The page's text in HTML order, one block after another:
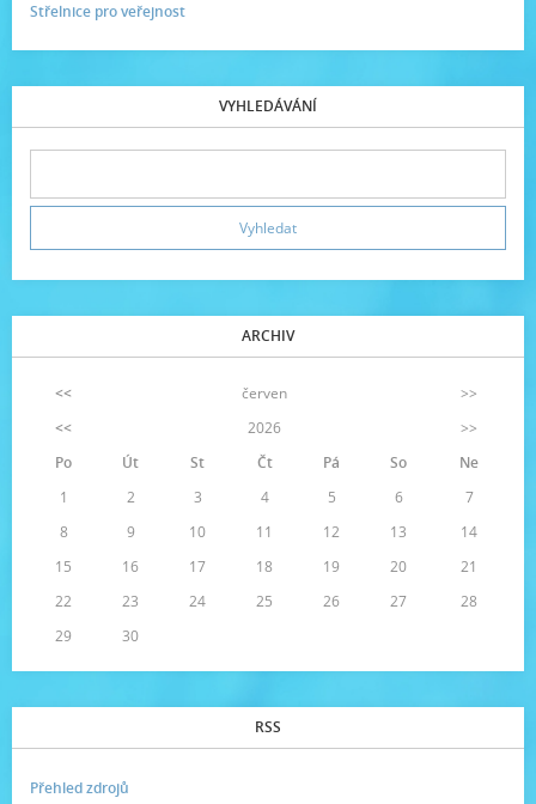
Střelnice pro veřejnost
VYHLEDÁVÁNÍ
ARCHIV
<< červen
>>
<<
2026
>>
Po
Út St Čt Pá So
Ne
1
2 3 4 5 6
7
8
9 10 11 12 13
14
15
16 17 18 19 20
21
22
23 24 25 26 27
28
29
30
RSS
Přehled zdrojů